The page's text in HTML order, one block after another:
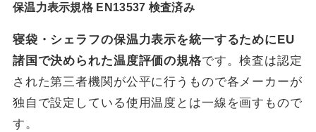
保温力表示規格 EN13537 検査済み
寝袋・シェラフの保温力表示を統一するためにEU
諸国で決められた温度評価の規格です。検査は認定
された第三者機関が公平に行うもので各メーカーが
独自で設定している使用温度とは一線を画すもので
す。